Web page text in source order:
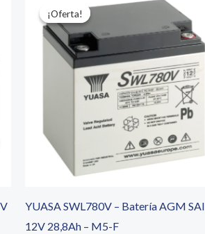
¡Oferta!
¡Oferta!
YUASA SWL780V – Batería AGM SAI
12V 28,8Ah – M5-F